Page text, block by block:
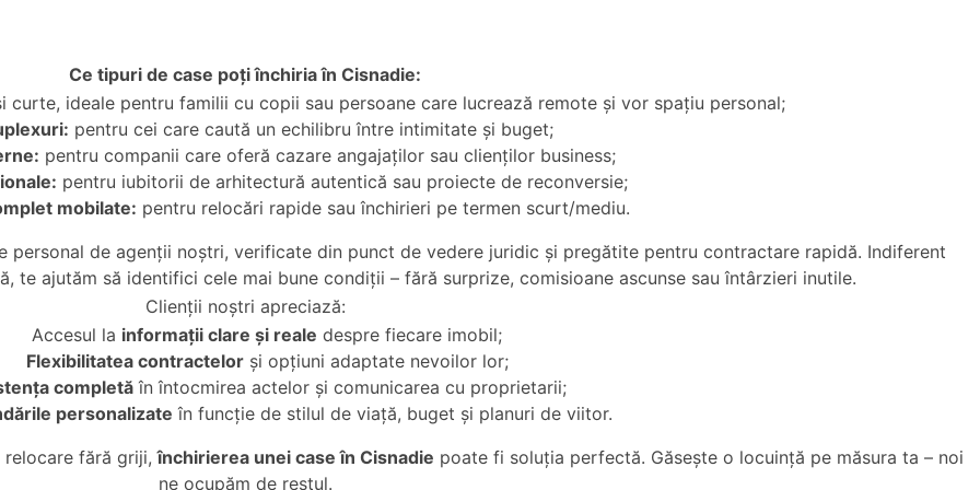
Ce tipuri de case poți închiria în Cisnadie:
curte, ideale pentru familii cu copii sau persoane care lucrează remote și vor spațiu personal;
pentru cei care caută un echilibru între intimitate și buget;
pentru companii care oferă cazare angajaților sau clienților business;
pentru iubitorii de arhitectură autentică sau proiecte de reconversie;
mobilate: pentru relocări rapide sau închirieri pe termen scurt/mediu.
personal de agenții noștri, verificate din punct de vedere juridic și pregătite pentru contractare rapidă. Indiferent
te ajutăm să identifici cele mai bune condiții – fără surprize, comisioane ascunse sau întârzieri inutile.
Clienții noștri apreciază:
Accesul la informații clare și reale despre fiecare imobil;
Flexibilitatea contractelorși opțiuni adaptate nevoilor lor;
completă în întocmirea actelor și comunicarea cu proprietarii;
personalizate în funcție de stilul de viață, buget și planuri de viitor.
relocare fără griji,închirierea unei case în Cisnadie poate fi soluția perfectă. Găsește o locuință pe măsura ta – noi
ne ocupăm de restul.